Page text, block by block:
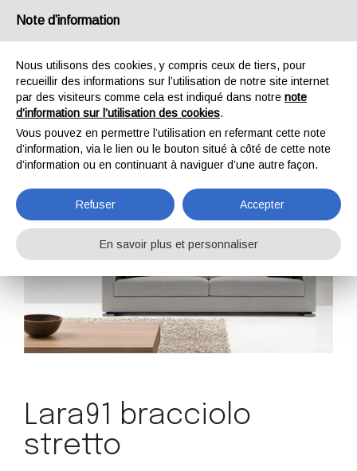
Lara91 bracciolo stretto
Home Canapés Lara91 bracciolo stretto
Lara91 bracciolo
stretto
Note d’information
Nous utilisons des cookies, y compris ceux de tiers, pour
recueillir des informations sur l’utilisation de notre site internet
par des visiteurs comme cela est indiqué dans notre note
d’information sur l’utilisation des cookies.
Vous pouvez en permettre l’utilisation en refermant cette note
d’information, via le lien ou le bouton situé à côté de cette note
d’information ou en continuant à naviguer d’une autre façon.
Refuser Accepter
En savoir plus et personnaliser